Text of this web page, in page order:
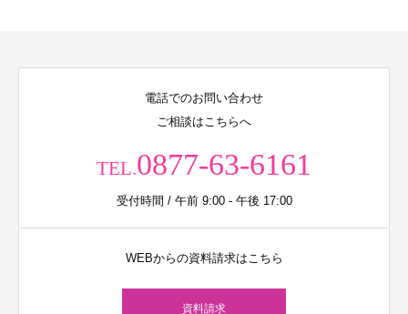
電話でのお問い合わせ
ご相談はこちらへ
TEL.0877-63-6161
受付時間 / 午前 9:00 - 午後 17:00
WEBからの資料請求はこちら
資料請求